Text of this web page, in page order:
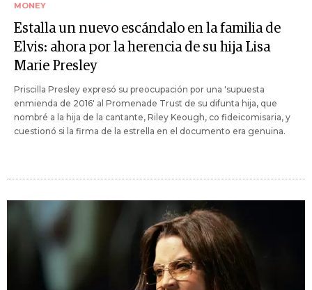
MONEY
Estalla un nuevo escándalo en la familia de
Elvis: ahora por la herencia de su hija Lisa
Marie Presley
Priscilla Presley expresó su preocupación por una 'supuesta
enmienda de 2016' al Promenade Trust de su difunta hija, que
nombré a la hija de la cantante, Riley Keough, co fideicomisaria, y
cuestionó si la firma de la estrella en el documento era genuina.